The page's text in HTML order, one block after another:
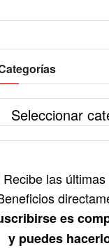
Recibe las
es
y puedes